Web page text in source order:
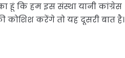
हूं कि हम इस संस्था यानी कांग्रेस
कोशिश करेंगे तो यह दूसरी बात है।